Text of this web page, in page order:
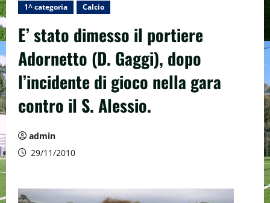
1^ categoria Calcio
E’ stato dimesso il portiere
Adornetto (D. Gaggi), dopo
l’incidente di gioco nella gara
contro il S. Alessio.
admin
29/11/2010